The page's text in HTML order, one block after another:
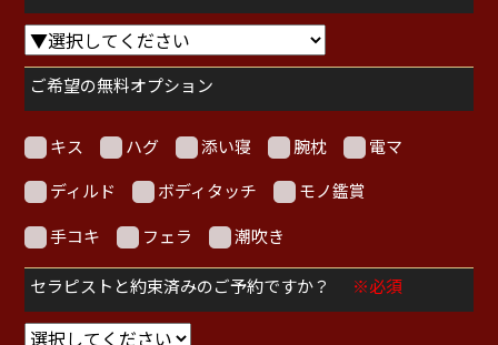
ご希望の無料オプション
キス ハグ 添い寝 腕枕
電マ
ディルド
ボディタッチ
モノ鑑賞
手コキ
フェラ 潮吹き
セラピストと約束済みのご予約ですか？ ※必須